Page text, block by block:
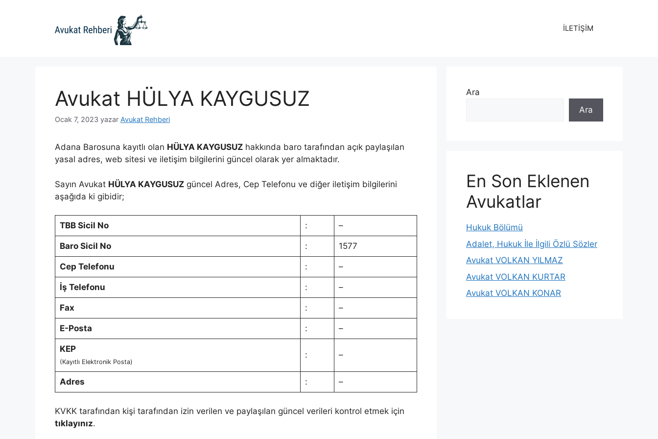
İLETİŞİM
Avukat HÜLYA KAYGUSUZ
Ocak 7, 2023 yazar Avukat Rehberi
Adana Barosuna kayıtlı olan HÜLYA KAYGUSUZ hakkında baro tarafından açık paylaşılan
yasal adres, web sitesi ve iletişim bilgilerini güncel olarak yer almaktadır.
Sayın Avukat HÜLYA KAYGUSUZ güncel Adres, Cep Telefonu ve diğer iletişim bilgilerini
aşağıda ki gibidir;
TBB Sicil No : –
Baro Sicil No : 1577
Cep Telefonu : –
İş Telefonu : –
Fax : –
E-Posta : –
KEP
(Kayıtlı Elektronik Posta)
: –
Adres : –
KVKK tarafından kişi tarafından izin verilen ve paylaşılan güncel verileri kontrol etmek için
tıklayınız.
Ara
Ara
En Son Eklenen
Avukatlar
Hukuk Bölümü
Adalet, Hukuk İle İlgili Özlü Sözler
Avukat VOLKAN YILMAZ
Avukat VOLKAN KURTAR
Avukat VOLKAN KONAR